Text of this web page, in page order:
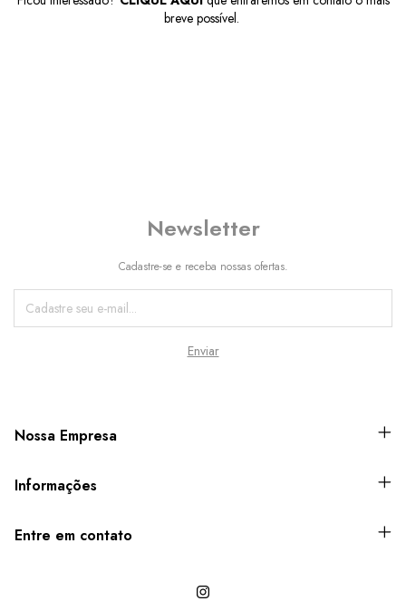
breve possível.
Newsletter
Cadastre-se e receba nossas ofertas.
Nossa Empresa
Informações
Entre em contato